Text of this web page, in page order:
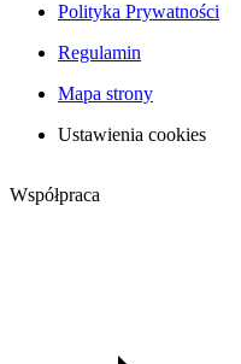
Polityka Prywatności
Regulamin
Mapa strony
Ustawienia cookies
Współpraca